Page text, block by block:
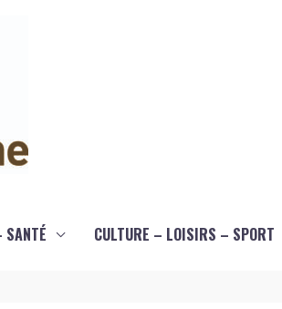
CULTURE – LOISIRS – SPORT